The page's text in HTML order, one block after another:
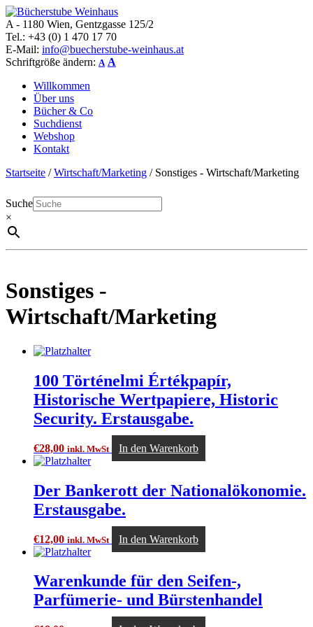
Bücherstube Weinhaus
Verkauf von seltenen antiquarischen und alten, teilweise noch
verlagsneuen Bücher.
A - 1180 Wien, Gentzgasse 125/2
Tel.: +43 (0) 1 470 17 70
E-Mail: info@buecherstube-weinhaus.at
Schriftgröße ändern: A A
Willkommen
Über uns
Bücher & Co
Suchdienst
Webshop
Kontakt
Startseite /Wirtschaft/Marketing / Sonstiges - Wirtschaft/Marketing
Suche
×
Sonstiges -
Wirtschaft/Marketing
100 Történelmi Értékpapír,
Historische Wertpapiere, Historic
Security. Erstausgabe.
€28,00 inkl. MwSt In den Warenkorb
Der Bankerott der Nationalökonomie.
Erstausgabe.
€12,00 inkl. MwSt In den Warenkorb
Warenkunde für den Seifen-,
Parfümerie- und Bürstenhandel